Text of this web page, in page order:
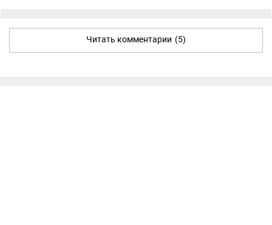
Читать комментарии (5)